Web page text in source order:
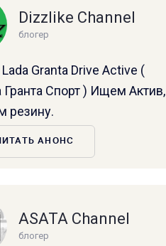
Dizzlike Channel
блогер
Granta Drive Active (
Спорт ) Ищем Актив,
резину.
АНОНС
ASATA Channel
блогер